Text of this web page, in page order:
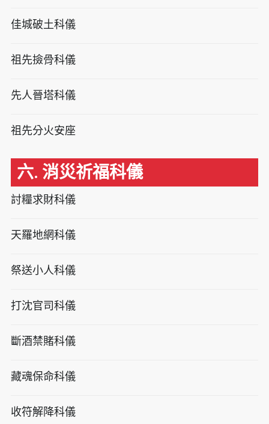
佳城破土科儀
祖先撿骨科儀
先人晉塔科儀
祖先分火安座
六. 消災祈福科儀
討糧求財科儀
天羅地網科儀
祭送小人科儀
打沈官司科儀
斷酒禁賭科儀
藏魂保命科儀
收符解降科儀